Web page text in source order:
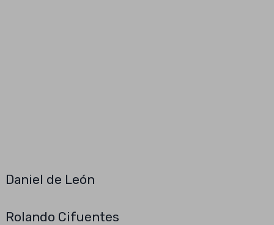
Daniel de León
Rolando Cifuentes